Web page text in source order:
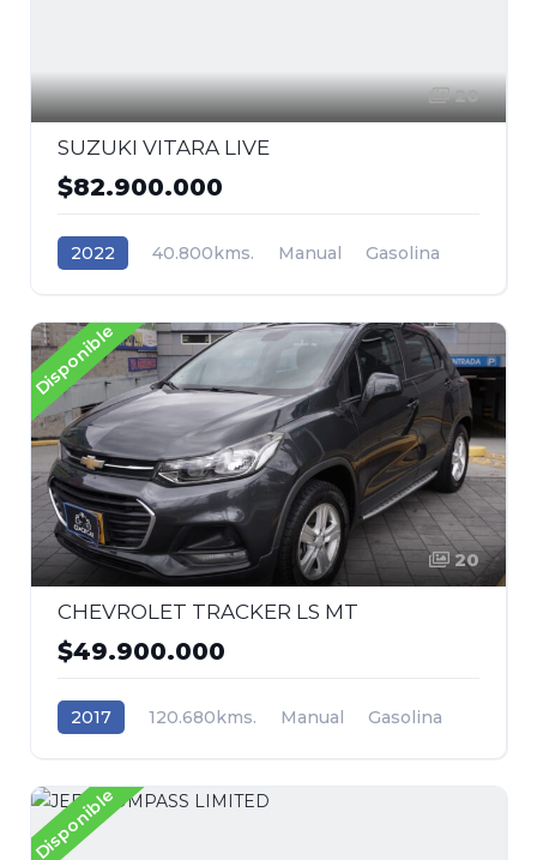
20
SUZUKI VITARA LIVE
$82.900.000
2022 40.800kms. Manual
Gasolina
Disponible
20
CHEVROLET TRACKER LS MT
$49.900.000
2017 120.680kms. Manual
Gasolina
Disponible